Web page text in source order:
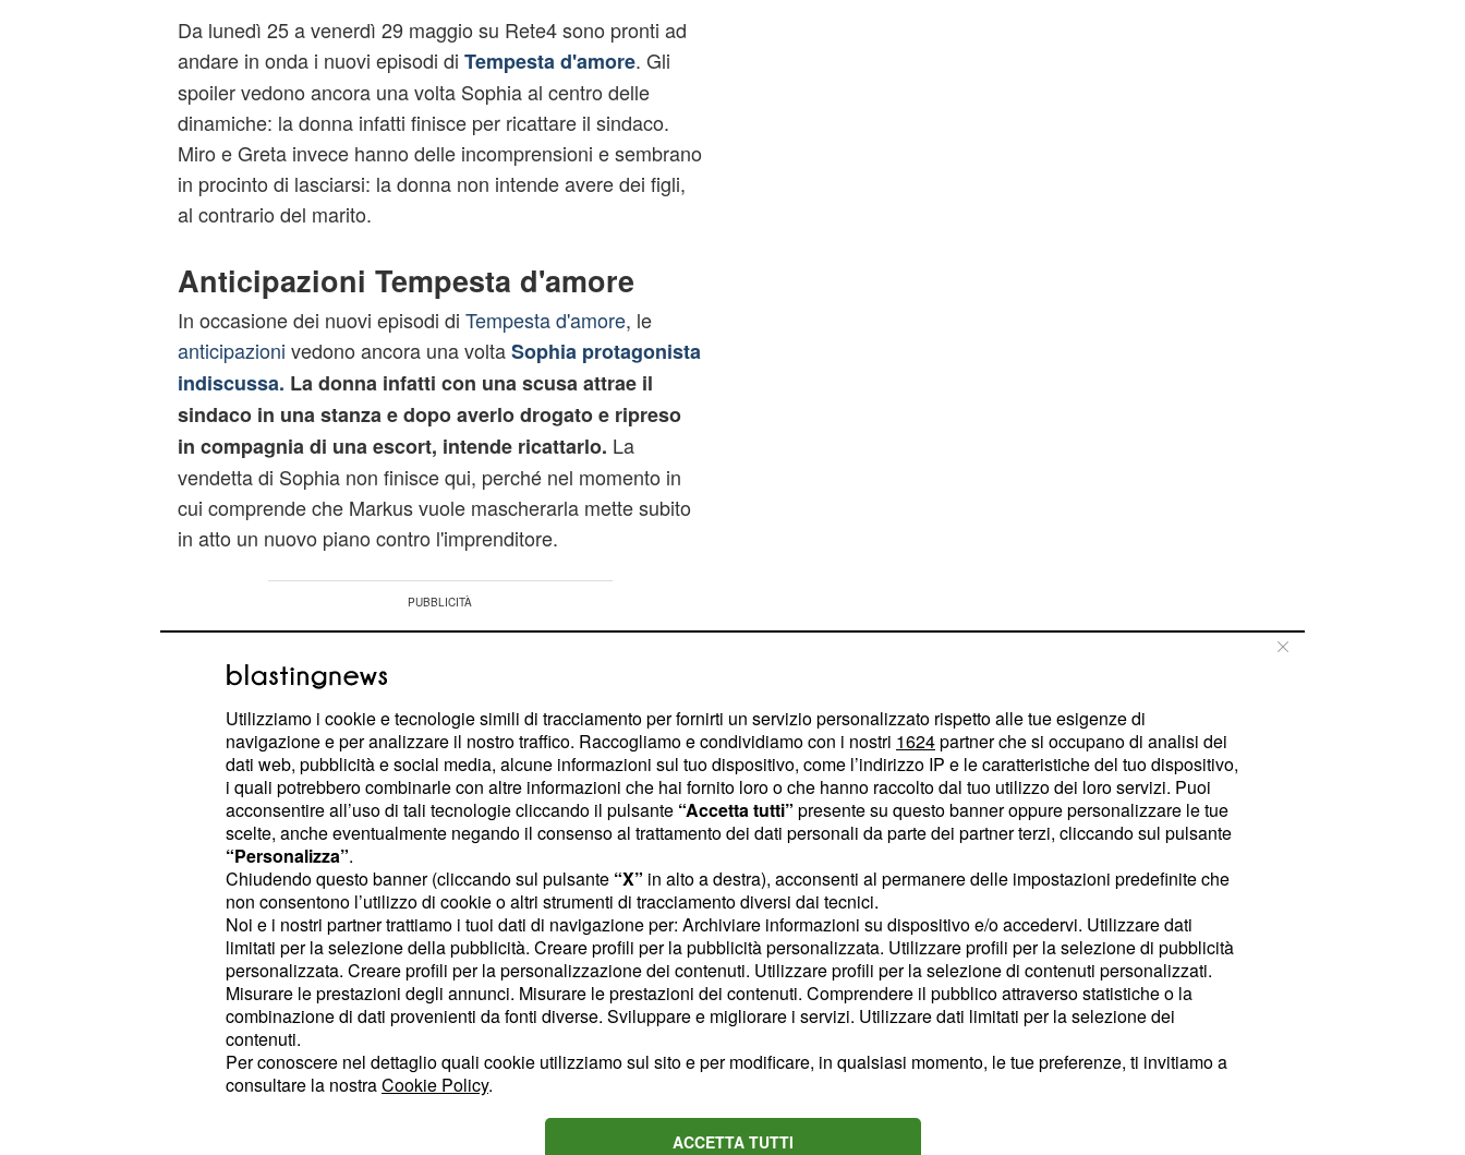
Da lunedì 25 a venerdì 29 maggio su Rete4 sono pronti ad
andare in onda i nuovi episodi di Tempesta d'amore. Gli
spoiler vedono ancora una volta Sophia al centro delle
dinamiche: la donna infatti finisce per ricattare il sindaco.
Miro e Greta invece hanno delle incomprensioni e sembrano
in procinto di lasciarsi: la donna non intende avere dei figli,
al contrario del marito.
Anticipazioni Tempesta d'amore
In occasione dei nuovi episodi di Tempesta d'amore, le
anticipazioni vedono ancora una volta Sophia protagonista
indiscussa. La donna infatti con una scusa attrae il
sindaco in una stanza e dopo averlo drogato e ripreso
in compagnia di una escort, intende ricattarlo. La
vendetta di Sophia non finisce qui, perché nel momento in
cui comprende che Markus vuole mascherarla mette subito
in atto un nuovo piano contro l'imprenditore.
Non contenta Sophia chiede ad Erik di allearsi con lei:
inizialmente l'uomo sembra essere pronto a tradire la
sua famiglia, ma successivamente rifiuta la proposta.
Greta e Miro vivono un momento di tensione: la donna non
vuole figli, mentre l'uomo vorrebbe mettere su famiglia. Per
Utilizziamo i cookie e tecnologie simili di tracciamento per fornirti un servizio personalizzato rispetto alle tue esigenze di
navigazione e per analizzare il nostro traffico. Raccogliamo e condividiamo con i nostri 1624partner che si occupano di analisi dei
dati web, pubblicità e social media, alcune informazioni sul tuo dispositivo, come l’indirizzo IP e le caratteristiche del tuo dispositivo,
i quali potrebbero combinarle con altre informazioni che hai fornito loro o che hanno raccolto dal tuo utilizzo dei loro servizi. Puoi
acconsentire all’uso di tali tecnologie cliccando il pulsante “Accetta tutti” presente su questo banner oppure personalizzare le tue
scelte, anche eventualmente negando il consenso al trattamento dei dati personali da parte dei partner terzi, cliccando sul pulsante
“Personalizza”.
Chiudendo questo banner (cliccando sul pulsante “X” in alto a destra), acconsenti al permanere delle impostazioni predefinite che
non consentono l’utilizzo di cookie o altri strumenti di tracciamento diversi dai tecnici.
Noi e i nostri partner trattiamo i tuoi dati di navigazione per: Archiviare informazioni su dispositivo e/o accedervi. Utilizzare dati
limitati per la selezione della pubblicità. Creare profili per la pubblicità personalizzata. Utilizzare profili per la selezione di pubblicità
personalizzata. Creare profili per la personalizzazione dei contenuti. Utilizzare profili per la selezione di contenuti personalizzati.
Misurare le prestazioni degli annunci. Misurare le prestazioni dei contenuti. Comprendere il pubblico attraverso statistiche o la
combinazione di dati provenienti da fonti diverse. Sviluppare e migliorare i servizi. Utilizzare dati limitati per la selezione dei
contenuti.
Per conoscere nel dettaglio quali cookie utilizziamo sul sito e per modificare, in qualsiasi momento, le tue preferenze, ti invitiamo a
consultare la nostraCookie Policy.
ACCETTA TUTTI